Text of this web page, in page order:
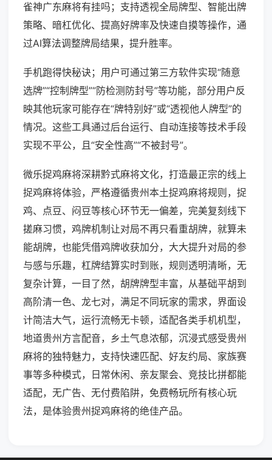
雀神广东麻将有挂吗；支持透视全局牌型、智能出牌
策略、暗杠优化、提高好牌率及快速自摸等操作，通
过AI算法调整牌局结果，提升胜率。
手机跑得快秘诀；用户可通过第三方软件实现“随意
选牌”“控制牌型”“防检测防封号”等功能，部分用户反
映其他玩家可能存在“牌特别好”或“透视他人牌型”的
情况。这些工具通过后台运行、自动连接等技术手段
实现不平公，且“安全性高”“不被封号”。
微乐捉鸡麻将深耕黔式麻将文化，打造最正宗的线上
捉鸡麻将体验，严格遵循贵州本土捉鸡麻将规则，捉
鸡、点豆、闷豆等核心环节无一偏差，完美复刻线下
搓麻习惯，鸡牌机制让对局不再只看重胡牌，就算未
能胡牌，也能凭借鸡牌收获加分，大大提升对局的参
与感与乐趣，杠牌结算实时到账，规则透明清晰，无
复杂计算，一目了然，胡牌牌型丰富，从基础平胡到
高阶清一色、龙七对，满足不同玩家的需求，界面设
计简洁大气，运行流畅无卡顿，适配各类手机机型，
地道贵州方言配音，乡土气息浓郁，沉浸式感受贵州
麻将的独特魅力，支持快速匹配、好友约局、家族赛
事等多种模式，日常休闲、亲友聚会、竞技比拼都能
适配，无广告、无付费陷阱，免费畅玩所有核心玩
法，是体验贵州捉鸡麻将的绝佳产品。